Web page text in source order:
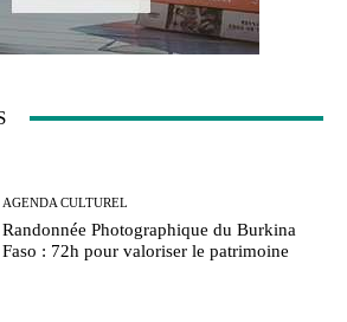
AGENDA CULTUREL
Randonnée Photographique du Burkina
Faso : 72h pour valoriser le patrimoine